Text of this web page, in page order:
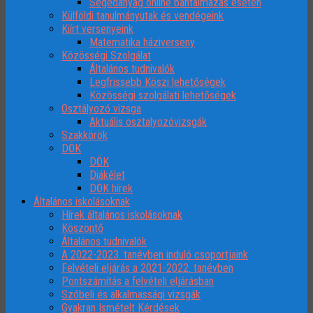
Külföldi tanulmányutak és vendégeink
Kiírt versenyeink
Matematika háziverseny
Közösségi Szolgálat
Általános tudnivalók
Legfrissebb Köszi lehetőségek
Közösségi szolgálati lehetőségek
Osztályozó vizsga
Aktuális osztalyozóvizsgák
Szakkörök
DÖK
DÖK
Diákélet
DÖK hírek
Általános iskolásoknak
Hírek általános iskolásoknak
Köszöntő
Általános tudnivalók
A 2022-2023. tanévben induló csoportjaink
Felvételi eljárás a 2021-2022. tanévben
Pontszámítás a felvételi eljárásban
Szóbeli és alkalmassági vizsgák
Gyakran Ismételt Kérdések